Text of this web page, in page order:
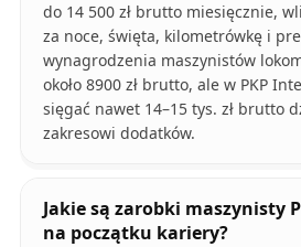
do 14 500 zł brutto miesięcznie,
za noce, święta, kilometrówkę i
wynagrodzenia maszynistów
około 8900 zł brutto, ale w PKP
sięgać nawet 14–15 tys. zł brutto
zakresowi dodatków.
Jakie są zarobki maszynisty
na początku kariery?